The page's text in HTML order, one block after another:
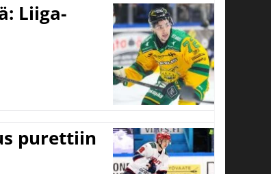
Liiga-
purettiin